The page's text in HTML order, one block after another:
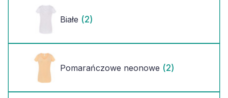
Białe (2)
Pomarańczowe neonowe (2)